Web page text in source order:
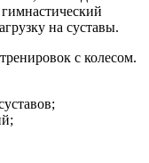
на суставы.
с колесом.